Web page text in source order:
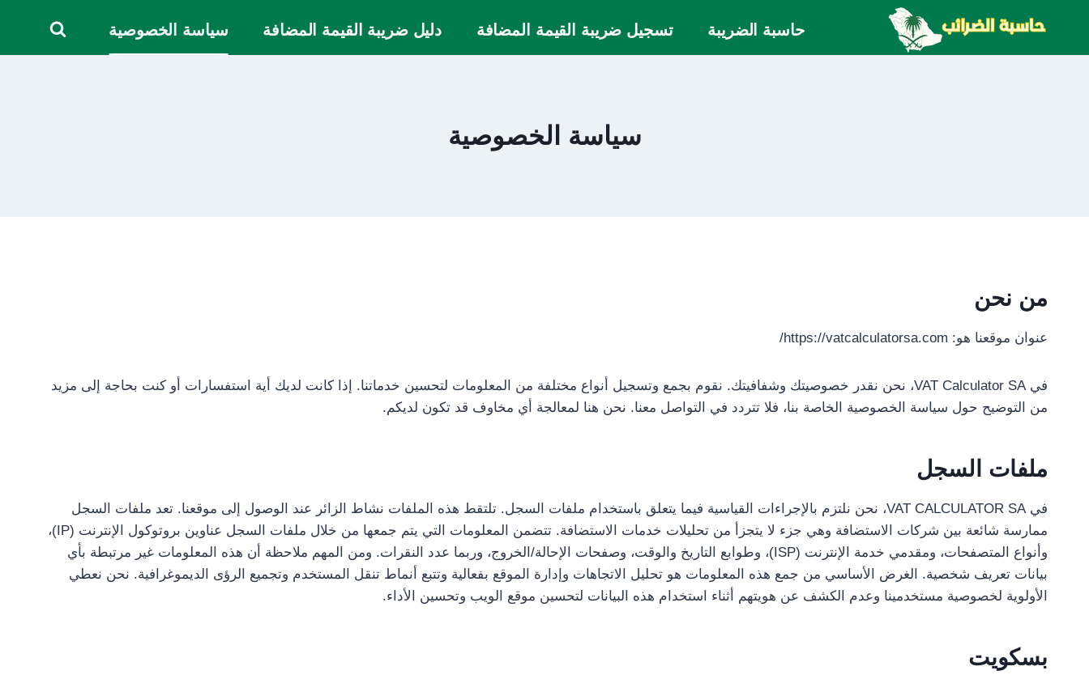
المحتوى
حاسبة الضريبة تسجيل ضريبة القيمة المضافة دليل ضريبة القيمة المضافة سياسة الخصوصية
سياسة الخصوصية
من نحن
عنوان موقعنا هو: https://vatcalculatorsa.com/
في VAT Calculator SA، نحن نقدر خصوصيتك وشفافيتك. نقوم بجمع وتسجيل أنواع مختلفة من المعلومات لتحسين خدماتنا. إذا كانت لديك أية استفسارات أو كنت بحاجة إلى مزيد
من التوضيح حول سياسة الخصوصية الخاصة بنا، فلا تتردد في التواصل معنا. نحن هنا لمعالجة أي مخاوف قد تكون لديكم.
ملفات السجل
في VAT CALCULATOR SA، نحن نلتزم بالإجراءات القياسية فيما يتعلق باستخدام ملفات السجل. تلتقط هذه الملفات نشاط الزائر عند الوصول إلى موقعنا. تعد ملفات السجل
ممارسة شائعة بين شركات الاستضافة وهي جزء لا يتجزأ من تحليلات خدمات الاستضافة. تتضمن المعلومات التي يتم جمعها من خلال ملفات السجل عناوين بروتوكول الإنترنت (IP)،
وأنواع المتصفحات، ومقدمي خدمة الإنترنت (ISP)، وطوابع التاريخ والوقت، وصفحات الإحالة/الخروج، وربما عدد النقرات. ومن المهم ملاحظة أن هذه المعلومات غير مرتبطة بأي
بيانات تعريف شخصية. الغرض الأساسي من جمع هذه المعلومات هو تحليل الاتجاهات وإدارة الموقع بفعالية وتتبع أنماط تنقل المستخدم وتجميع الرؤى الديموغرافية. نحن نعطي
الأولوية لخصوصية مستخدمينا وعدم الكشف عن هويتهم أثناء استخدام هذه البيانات لتحسين موقع الويب وتحسين الأداء.
بسكويت